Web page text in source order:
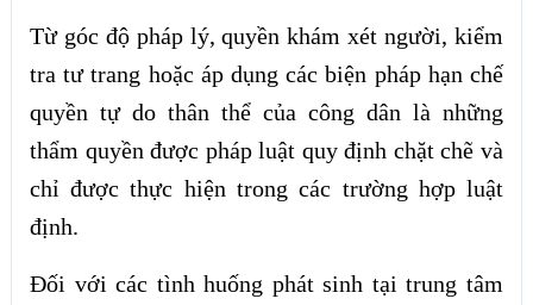
Từ góc độ pháp lý, quyền khám xét người, kiểm
tra tư trang hoặc áp dụng các biện pháp hạn chế
quyền tự do thân thể của công dân là những
thẩm quyền được pháp luật quy định chặt chẽ và
chỉ được thực hiện trong các trường hợp luật
định.
Đối với các tình huống phát sinh tại trung tâm